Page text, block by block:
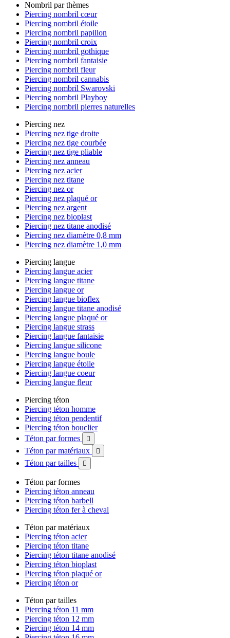
Nombril par thèmes
Piercing nombril cœur
Piercing nombril étoile
Piercing nombril papillon
Piercing nombril croix
Piercing nombril gothique
Piercing nombril fantaisie
Piercing nombril fleur
Piercing nombril cannabis
Piercing nombril Swarovski
Piercing nombril Playboy
Piercing nombril pierres naturelles
Piercing nez
Piercing nez tige droite
Piercing nez tige courbée
Piercing nez tige pliable
Piercing nez anneau
Piercing nez acier
Piercing nez titane
Piercing nez or
Piercing nez plaqué or
Piercing nez argent
Piercing nez bioplast
Piercing nez titane anodisé
Piercing nez diamètre 0,8 mm
Piercing nez diamètre 1,0 mm
Piercing langue
Piercing langue acier
Piercing langue titane
Piercing langue or
Piercing langue bioflex
Piercing langue titane anodisé
Piercing langue plaqué or
Piercing langue strass
Piercing langue fantaisie
Piercing langue silicone
Piercing langue boule
Piercing langue étoile
Piercing langue coeur
Piercing langue fleur
Piercing téton
Piercing téton homme
Piercing téton pendentif
Piercing téton bouclier
Téton par formes

Téton par matériaux 
Téton par tailles 
Téton par formes
Piercing téton anneau
Piercing téton barbell
Piercing téton fer à cheval
Téton par matériaux
Piercing téton acier
Piercing téton titane
Piercing téton titane anodisé
Piercing téton bioplast
Piercing téton plaqué or
Piercing téton or
Téton par tailles
Piercing téton 11 mm
Piercing téton 12 mm
Piercing téton 14 mm